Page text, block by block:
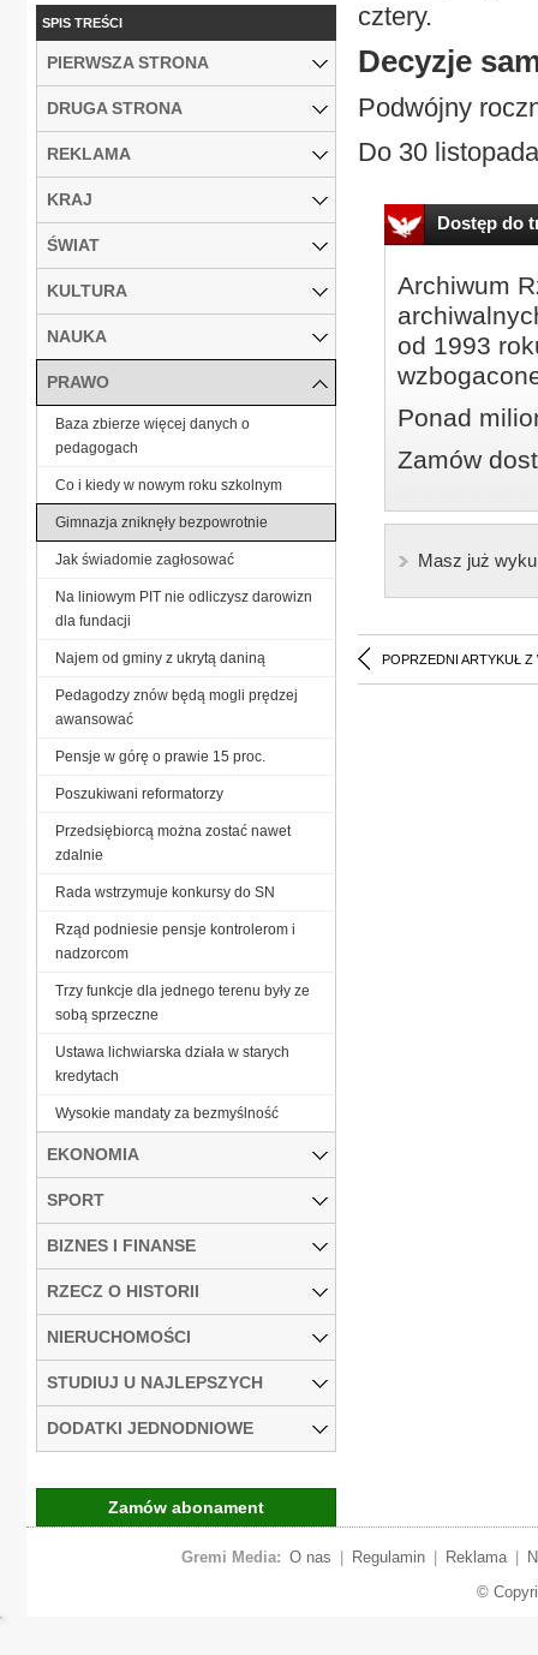
cztery.
Decyzje
Podwójny
Do 30
Dostęp do
Archiwum
od 1993
Ponad
Zamów
Masz już
POPRZEDNI ARTYKUŁ Z
SPIS TREŚCI
PIERWSZA STRONA
DRUGA STRONA
REKLAMA
KRAJ
ŚWIAT
KULTURA
NAUKA
PRAWO
Baza zbierze więcej danych o
pedagogach
Co i kiedy w nowym roku szkolnym
Gimnazja zniknęły bezpowrotnie
Jak świadomie zagłosować
Na liniowym PIT nie odliczysz darowizn
dla fundacji
Najem od gminy z ukrytą daniną
Pedagodzy znów będą mogli prędzej
awansować
Pensje w górę o prawie 15 proc.
Poszukiwani reformatorzy
Przedsiębiorcą można zostać nawet
zdalnie
Rada wstrzymuje konkursy do SN
Rząd podniesie pensje kontrolerom i
nadzorcom
Trzy funkcje dla jednego terenu były ze
sobą sprzeczne
Ustawa lichwiarska działa w starych
kredytach
Wysokie mandaty za bezmyślność
EKONOMIA
SPORT
BIZNES I FINANSE
RZECZ O HISTORII
NIERUCHOMOŚCI
STUDIUJ U NAJLEPSZYCH
DODATKI JEDNODNIOWE
Zamów abonament
Gremi Media: O nas Regulamin Reklama
©